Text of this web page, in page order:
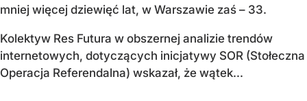
mniej więcej dziewięć lat, w Warszawie zaś – 33.
Kolektyw Res Futura w obszernej analizie trendów
internetowych, dotyczących inicjatywy SOR (Stołeczna
Operacja Referendalna) wskazał, że wątek...